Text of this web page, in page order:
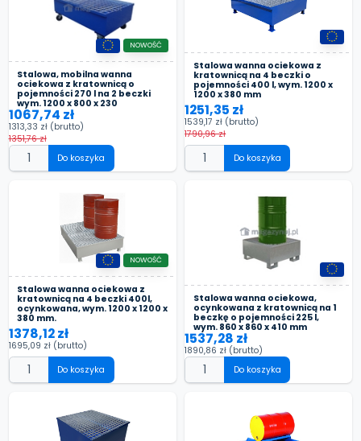
Stalowa, mobilna wanna
ociekowa z kratownicą o
pojemności 270 l na 2 beczki
wym. 1200 x 800 x 230
NOWOŚĆ
1067,74 zł
1313,33 zł (brutto)
1351,76 zł
Do koszyka
Stalowa wanna ociekowa z
kratownicą na 4 beczki o
pojemności 400 l, wym. 1200 x
1200 x 380 mm
1251,35 zł
1539,17 zł (brutto)
1790,96 zł
Do koszyka
Stalowa wanna ociekowa z
kratownicą na 4 beczki 400l,
ocynkowana, wym. 1200 x 1200 x
380 mm.
NOWOŚĆ
1378,12 zł
1695,09 zł (brutto)
Do koszyka
Stalowa wanna ociekowa,
ocynkowana z kratownicą na 1
beczkę o pojemności 225 l,
wym. 860 x 860 x 410 mm
1537,28 zł
1890,86 zł (brutto)
Do koszyka